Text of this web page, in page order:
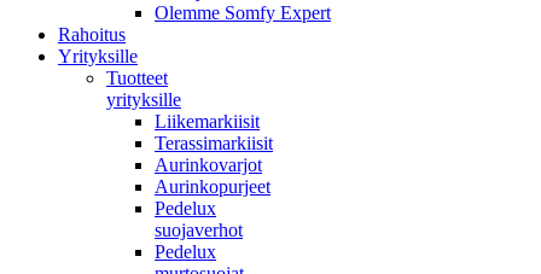
Olemme Somfy Expert
Rahoitus
Yrityksille
Tuotteet
yrityksille
Liikemarkiisit
Terassimarkiisit
Aurinkovarjot
Aurinkopurjeet
Pedelux
suojaverhot
Pedelux